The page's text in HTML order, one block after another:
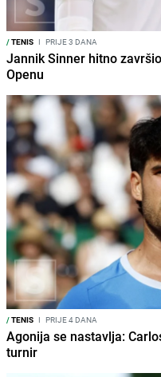
/TENIS I PRIJE 3 DANA
Jannik Sinner hitno
Openu
/TENIS I PRIJE 4 DANA
Agonija se nastavlja:
turnir